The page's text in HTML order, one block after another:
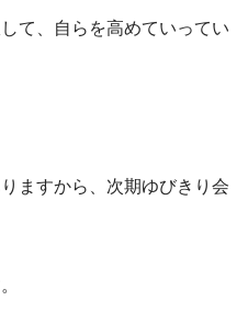
て、自らを高めていってい
ますから、次期ゆびきり会